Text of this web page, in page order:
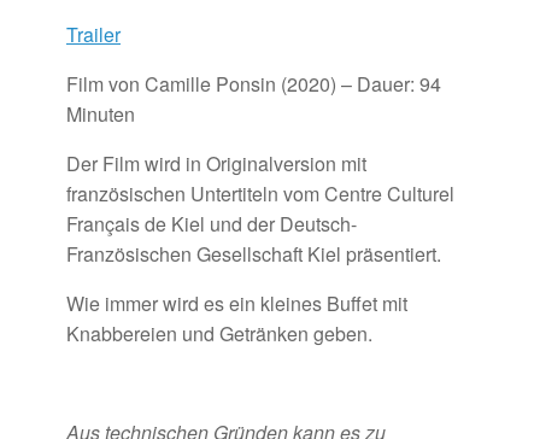
Trailer
Film von Camille Ponsin (2020) – Dauer: 94
Minuten
Der Film wird in Originalversion mit
französischen Untertiteln vom Centre Culturel
Français de Kiel und der Deutsch-
Französischen Gesellschaft Kiel präsentiert.
Wie immer wird es ein kleines Buffet mit
Knabbereien und Getränken geben.
Aus technischen Gründen kann es zu